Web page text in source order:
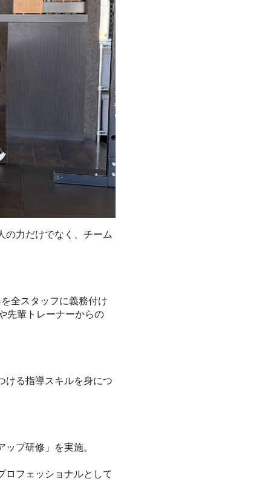
の力だけでなく、チーム
全スタッフに義務付け
先輩トレーナーからの
ける指導スキルを身につ
プ研修」を実施。
ロフェッショナルとして